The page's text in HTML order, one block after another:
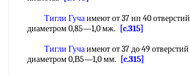
Тигли Гучаимеют от 37 нп 40 отверстий
диаметром 0,85—1,0 мж.
[c.315]
Тигли Гучаимеют от 37 до 49 отверстий
диаметром 0,В5—1,0 мм.
[c.315]